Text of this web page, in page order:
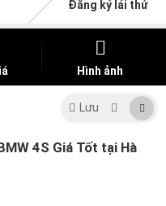
Đăng ký lái thử
Hình ảnh
Lưu
4S Giá Tốt tại Hà